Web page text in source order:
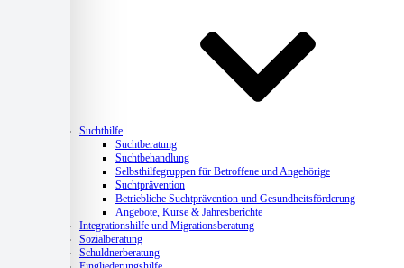
Suchthilfe
Suchtberatung
Suchtbehandlung
Selbsthilfegruppen für Betroffene und Angehörige
Suchtprävention
Betriebliche Suchtprävention und Gesundheitsförderung
Angebote, Kurse & Jahresberichte
Integrationshilfe und Migrationsberatung
Sozialberatung
Schuldnerberatung